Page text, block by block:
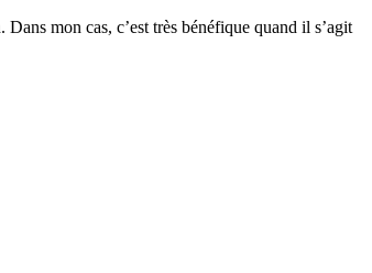
mon cas, c’est très bénéfique quand il s’agit